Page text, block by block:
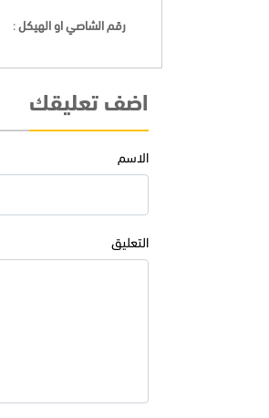
رقم الشاصي او الهيكل:
اضف تعليقك
الاسم
التعليق